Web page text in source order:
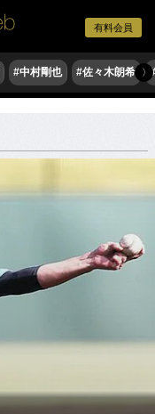
有料会員
#中村剛也 #佐々木朗希 〉